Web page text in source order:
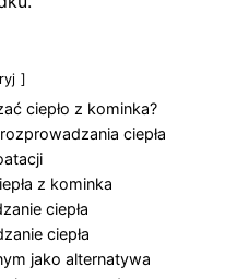
ciepło z kominka?
ciepła
z kominka
ciepła
ciepła
jako alternatywa